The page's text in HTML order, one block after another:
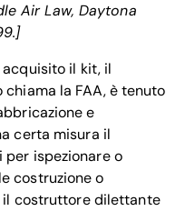
Air Law, Daytona
il kit, il
la FAA, è tenuto
e
certa misura il
ispezionare o
costruzione o
il costruttore dilettante